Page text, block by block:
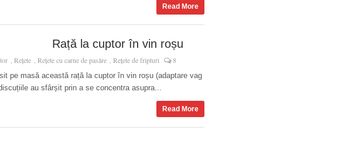
Read More
Rață la cuptor în vin roșu
, Rețete , Rețete cu carne de pasăre , Rețete de fripturi 8
pe masă această rață la cuptor în vin roșu (adaptare vag
au sfârșit prin a se concentra asupra...
Read More